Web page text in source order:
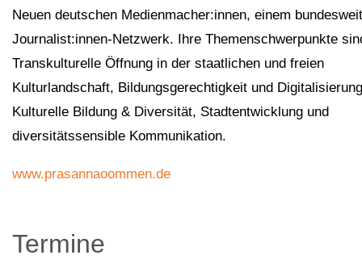
Neuen deutschen Medienmacher:innen, einem
Journalist:innen-Netzwerk. Ihre Themenschwerpunkte
Transkulturelle Öffnung in der staatlichen und freien
Kulturlandschaft, Bildungsgerechtigkeit und
Kulturelle Bildung & Diversität, Stadtentwicklung und
diversitätssensible Kommunikation.
www.prasannaoommen.de
Termine